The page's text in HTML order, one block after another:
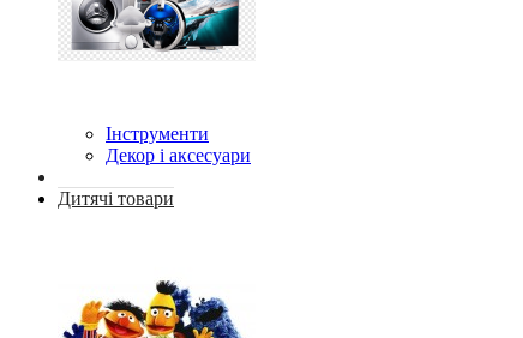
Інструменти
Декор і аксесуари
Дитячі товари